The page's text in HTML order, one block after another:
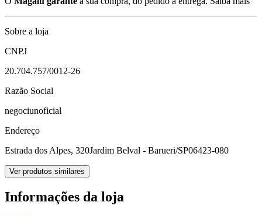
Sobre a loja
CNPJ
20.704.757/0012-26
Razão Social
negociunoficial
Endereço
Estrada dos Alpes, 320Jardim Belval - Barueri/SP06423-080
Ver produtos similares
Informações da loja